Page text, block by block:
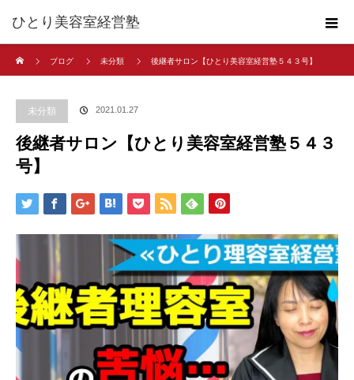
ひとり美容室経営塾
ブログ
未分類 後継者サロン【ひとり美容室経営塾５４３号】
未分類 2021.01.27
後継者サロン【ひとり美容室経営塾５４３
号】